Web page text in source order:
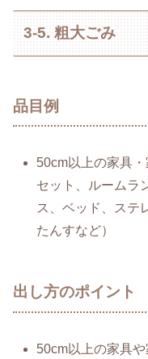
3-5. 粗大ごみ
品目例
50cm以上の家具
セット、ルームラ
ス、ベッド、ステ
たんすなど）
出し方のポイント
50cm以上の家具